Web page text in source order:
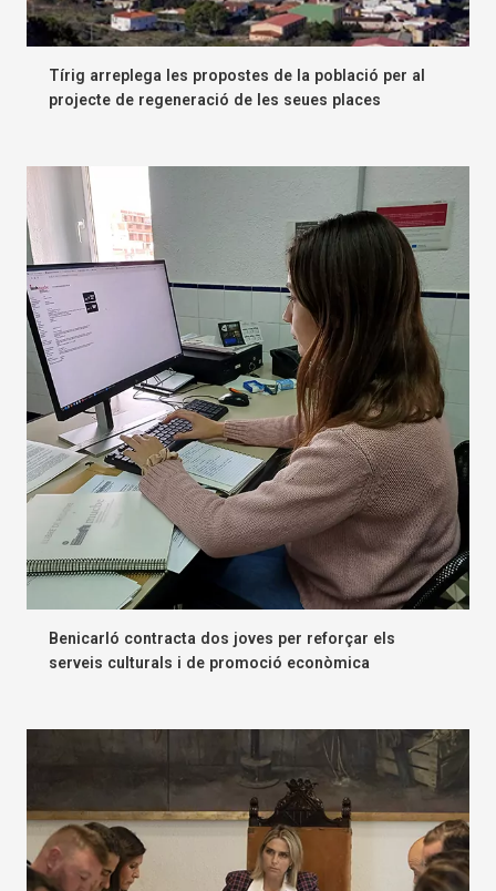
Tírig arreplega les propostes de la població per al
projecte de regeneració de les seues places
Benicarló contracta dos joves per reforçar els
serveis culturals i de promoció econòmica